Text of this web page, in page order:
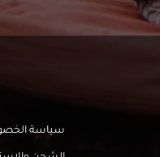
سياسة